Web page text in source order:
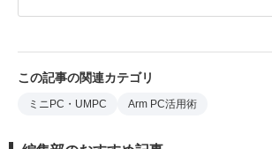
この記事の関連カテゴリ
ミニPC・UMPC Arm PC活用術